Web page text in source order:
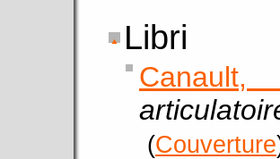
Libri
Canault,
(Couverture